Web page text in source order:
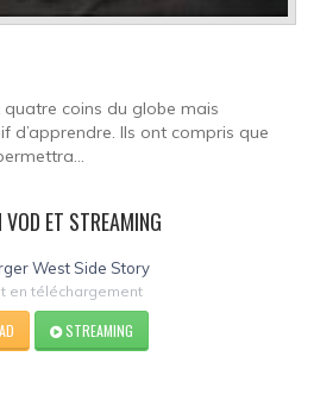
coins du globe mais
d’apprendre. Ils ont compris que
ET STREAMING
West Side Story
en téléchargement
STREAMING